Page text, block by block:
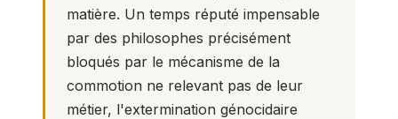
matière. Un temps réputé impensable
par des philosophes précisément
bloqués par le mécanisme de la
commotion ne relevant pas de leur
métier, l'extermination génocidaire